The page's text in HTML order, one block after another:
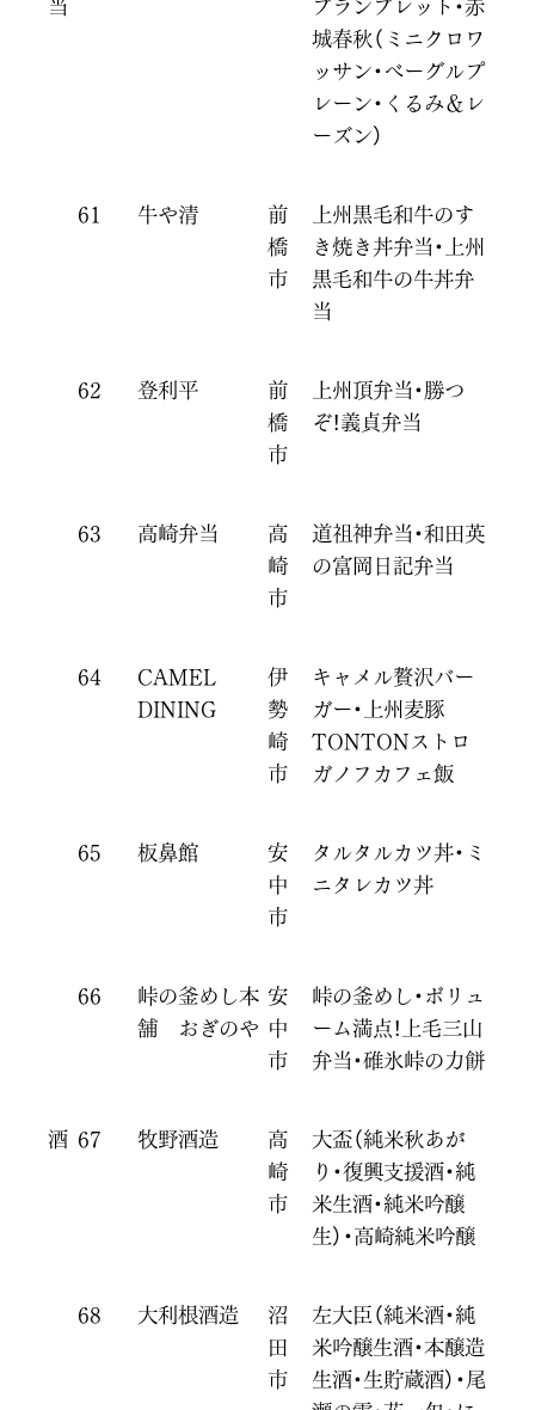
当
ブランブレット・赤
城春秋（ミニクロワ
ッサン・ベーグルプ
レーン・くるみ＆レ
ーズン）
61 牛や清
前
橋
市
上州黒毛和牛のす
き焼き丼弁当・上州
黒毛和牛の牛丼弁
当
62 登利平
前
橋
市
上州頂弁当・勝つ
ぞ！義貞弁当
63 高崎弁当
高
崎
市
道祖神弁当・和田英
の富岡日記弁当
64
CAMEL
DINING
伊
勢
崎
市
キャメル贅沢バー
ガー・上州麦豚
TONTONストロ
ガノフカフェ飯
65 板鼻館
安
中
市
タルタルカツ丼・ミ
ニタレカツ丼
66
峠の釜めし本
舗 おぎのや
安
中
市
峠の釜めし・ボリュ
ーム満点！上毛三山
弁当・碓氷峠の力餅
酒 67 牧野酒造
高
崎
市
大盃（純米秋あが
り・復興支援酒・純
米生酒・純米吟醸
生）・高崎純米吟醸
68 大利根酒造
沼
田
市
左大臣（純米酒・純
米吟醸生酒・本醸造
生酒・生貯蔵酒）・尾